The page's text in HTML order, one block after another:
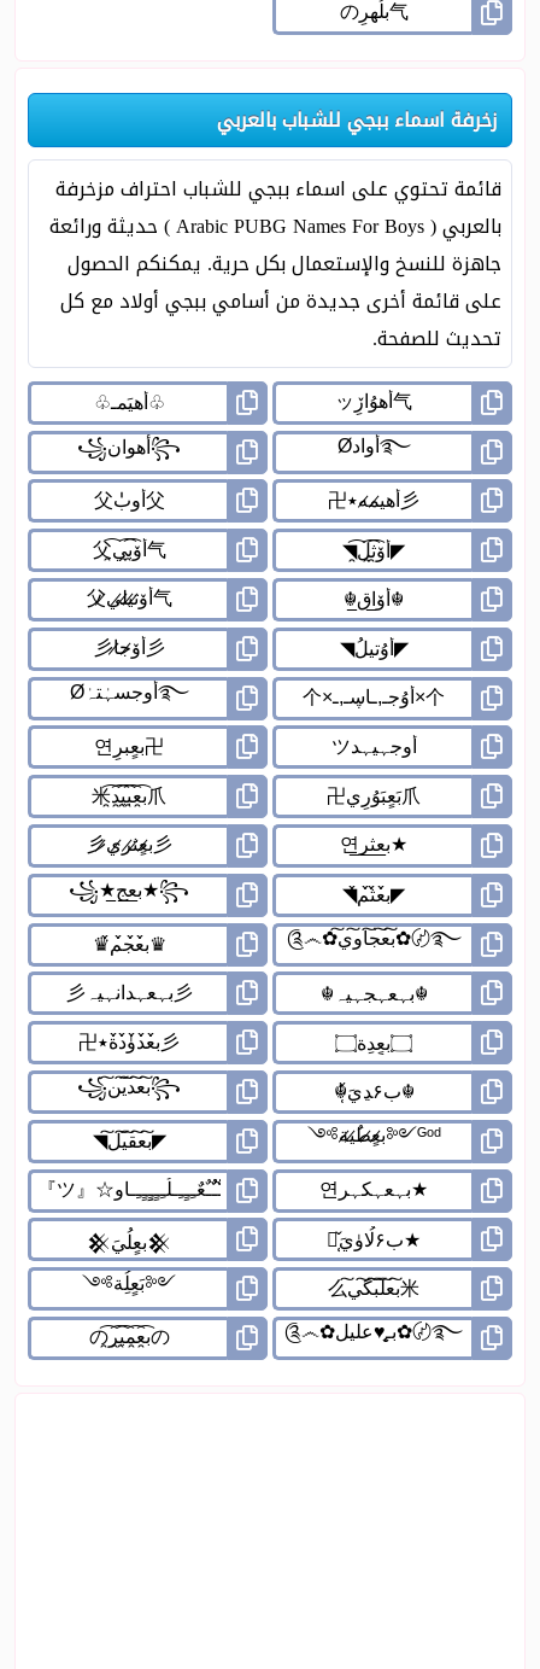
زخرفة اسماء ببجي للشباب بالعربي
قائمة تحتوي على اسماء ببجي للشباب احتراف مزخرفة
بالعربي ( Arabic PUBG Names For Boys ) حديثة ورائعة
جاهزة للنسخ والإستعمال بكل حرية. يمكنكم الحصول
على قائمة أخرى جديدة من أسامي ببجي أولاد مع كل
تحديث للصفحة.